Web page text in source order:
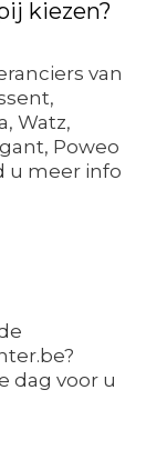
kiezen?
van
Watz,
Poweo
u meer info
dag voor u